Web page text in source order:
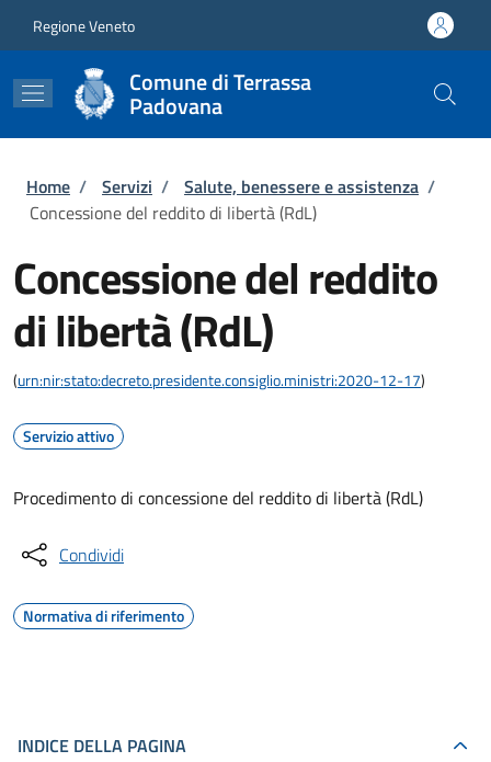
Regione Veneto
Comune di Terrassa
Padovana
Briciole di pane
Home / Servizi / Salute, benessere e assistenza /
Concessione del reddito di libertà (RdL)
Concessione del reddito
di libertà (RdL)
(urn:nir:stato:decreto.presidente.consiglio.ministri:2020-12-17)
Servizio attivo
Procedimento di concessione del reddito di libertà (RdL)
Condividi
Normativa di riferimento
INDICE DELLA PAGINA